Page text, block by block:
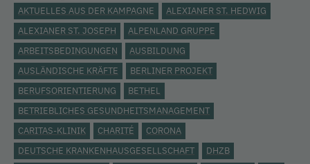
AKTUELLES AUS DER KAMPAGNE
ALEXIANER ST. HEDWIG
ALEXIANER ST. JOSEPH
ALPENLAND GRUPPE
ARBEITSBEDINGUNGEN
AUSBILDUNG
AUSLÄNDISCHE KRÄFTE
BERLINER PROJEKT
BERUFSORIENTIERUNG
BETHEL
BETRIEBLICHES GESUNDHEITSMANAGEMENT
CARITAS-KLINIK
CHARITÉ
CORONA
DEUTSCHE KRANKENHAUSGESELLSCHAFT
DHZB